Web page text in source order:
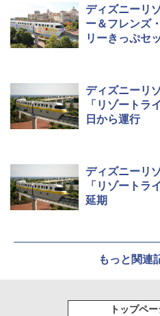
ラックコー
人用 簡単設
0B エクル
可能 安全ロ
ンパクト多
ア/オフィス
ディズニーリ
ー＆フレンズ
リーきっぷセ
ディズニーリ
「リゾートラ
日から運行
ディズニーリ
「リゾートラ
延期
もっと関連
トップペ